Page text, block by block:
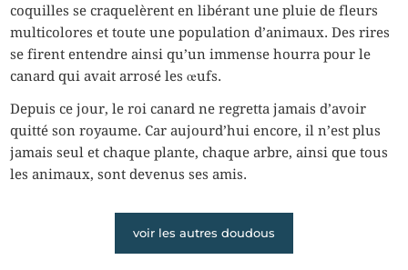
coquilles se craquelèrent en libérant une pluie de fleurs
multicolores et toute une population d’animaux. Des rires
se firent entendre ainsi qu’un immense hourra pour le
canard qui avait arrosé les œufs.
Depuis ce jour, le roi canard ne regretta jamais d’avoir
quitté son royaume. Car aujourd’hui encore, il n’est plus
jamais seul et chaque plante, chaque arbre, ainsi que tous
les animaux, sont devenus ses amis.
voir les autres doudous